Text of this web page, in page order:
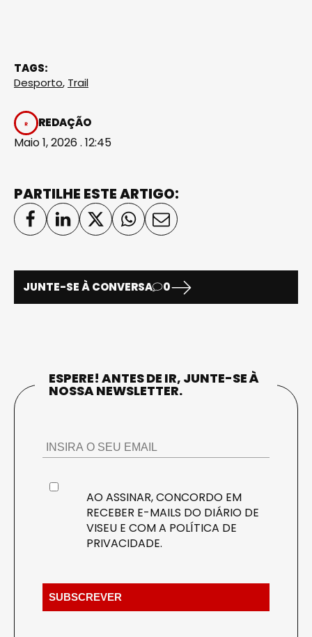
TAGS:
Desporto, Trail
REDAÇÃO
Maio 1, 2026 . 12:45
PARTILHE ESTE ARTIGO:
JUNTE-SE À CONVERSA 0
ESPERE! ANTES DE IR, JUNTE-SE À
NOSSA NEWSLETTER.
AO ASSINAR, CONCORDO EM
RECEBER E-MAILS DO DIÁRIO DE
VISEU E COM A POLÍTICA DE
PRIVACIDADE.